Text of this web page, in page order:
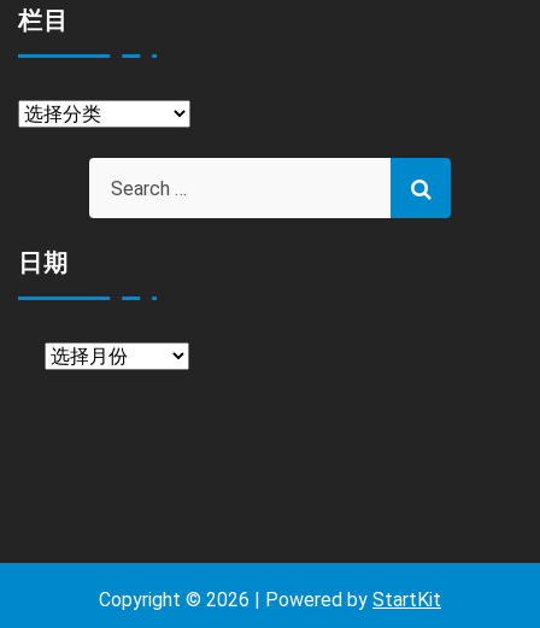
栏目
栏
日期
Copyright © 2026 | Powered by StartKit